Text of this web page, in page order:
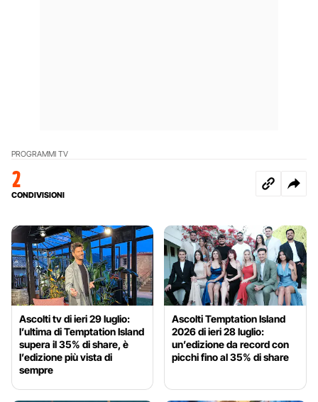
PROGRAMMI TV
2
CONDIVISIONI
Ascolti tv di ieri 29 luglio:
l’ultima di Temptation Island
supera il 35% di share, è
l’edizione più vista di
sempre
Ascolti Temptation Island
2026 di ieri 28 luglio:
un’edizione da record con
picchi fino al 35% di share